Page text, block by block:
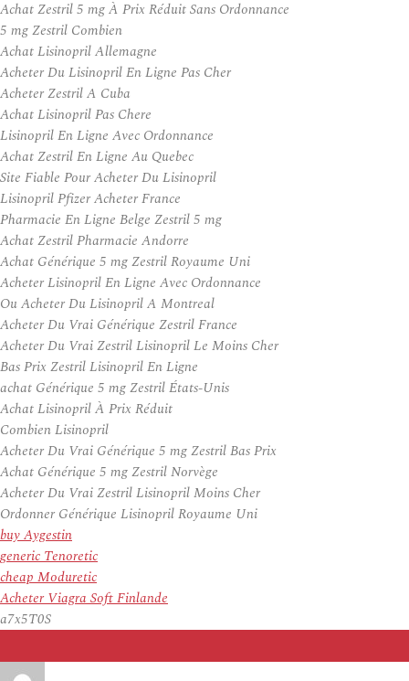
Achat Zestril 5 mg À Prix Réduit Sans Ordonnance
5 mg Zestril Combien
Achat Lisinopril Allemagne
Acheter Du Lisinopril En Ligne Pas Cher
Acheter Zestril A Cuba
Achat Lisinopril Pas Chere
Lisinopril En Ligne Avec Ordonnance
Achat Zestril En Ligne Au Quebec
Site Fiable Pour Acheter Du Lisinopril
Lisinopril Pfizer Acheter France
Pharmacie En Ligne Belge Zestril 5 mg
Achat Zestril Pharmacie Andorre
Achat Générique 5 mg Zestril Royaume Uni
Acheter Lisinopril En Ligne Avec Ordonnance
Ou Acheter Du Lisinopril A Montreal
Acheter Du Vrai Générique Zestril France
Acheter Du Vrai Zestril Lisinopril Le Moins Cher
Bas Prix Zestril Lisinopril En Ligne
achat Générique 5 mg Zestril États-Unis
Achat Lisinopril À Prix Réduit
Combien Lisinopril
Acheter Du Vrai Générique 5 mg Zestril Bas Prix
Achat Générique 5 mg Zestril Norvège
Acheter Du Vrai Zestril Lisinopril Moins Cher
Ordonner Générique Lisinopril Royaume Uni
buy Aygestin
generic Tenoretic
cheap Moduretic
Acheter Viagra Soft Finlande
a7x5T0S